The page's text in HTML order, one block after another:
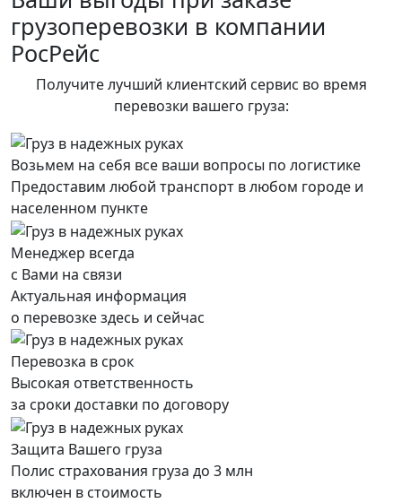
грузоперевозки в компании
РосРейс
Получите лучший клиентский сервис во время
перевозки вашего груза:
Возьмем на себя все ваши вопросы по логистике
Предоставим любой транспорт в любом городе и
населенном пункте
Менеджер всегда
с Вами на связи
Актуальная информация
о перевозке здесь и сейчас
Перевозка в срок
Высокая ответственность
за сроки доставки по договору
Защита Вашего груза
Полис страхования груза до 3 млн
включен в стоимость